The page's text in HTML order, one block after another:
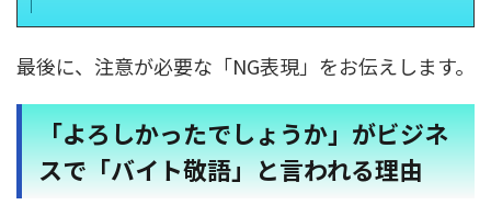
最後に、注意が必要な「NG表現」をお伝えします。
「よろしかったでしょうか」がビジネ
スで「バイト敬語」と言われる理由